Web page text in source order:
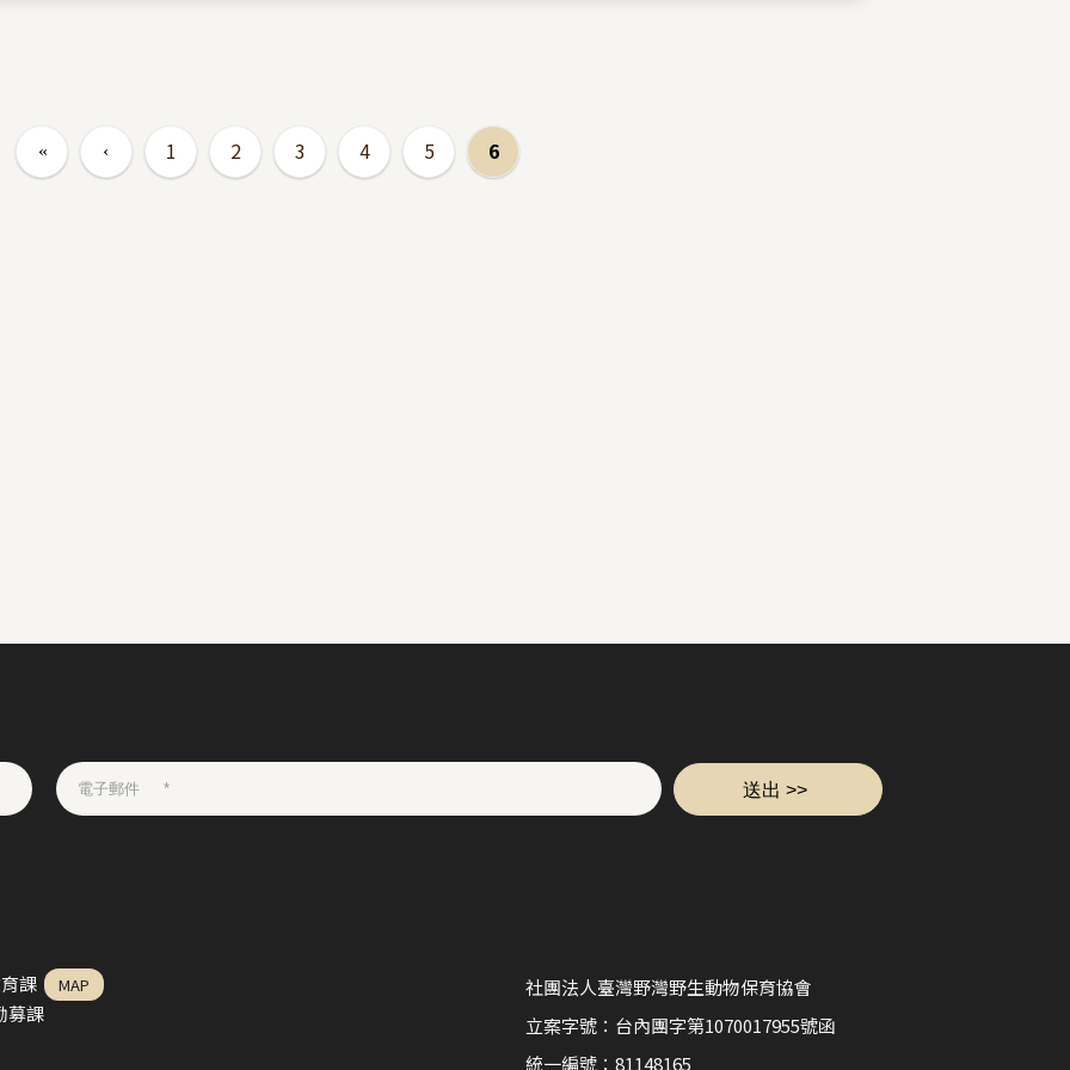
1 2 3 4 5 6
課
募課
MAP
社團法人臺灣野灣野生動物保育協會
立案字號：台內團字第1070017955號函
統一編號：81148165